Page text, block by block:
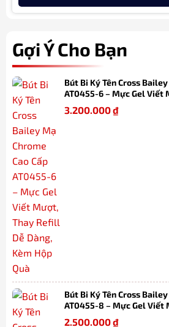
Gợi Ý Cho Bạn
Bút Bi Ký Tên Cross
AT0455-6 – Mực Gel Viết
Dàng, Kèm Hộp Quà
3.200.000₫
Bút Bi Ký Tên Cross
AT0455-8 – Mực Gel Viết
Dàng, Kèm Hộp Quà
2.500.000₫